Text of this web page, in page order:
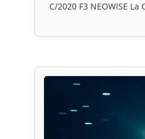
C/2020 F3 NEOWISE